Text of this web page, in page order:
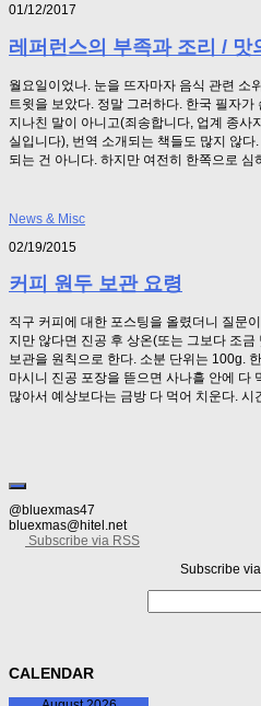
01/12/2017
레퍼런스의 부족과 조리 / 맛
월요일이었나. 눈을 뜨자마자 음식 관련 소
트윗을 보았다. 정말 그러하다. 한국 필자
지나친 말이 아니고(죄송합니다, 업계 종사
실입니다), 번역 소개되는 책들도 많지 않
되는 건 아니다. 하지만 여전히 한쪽으로 심
News & Misc
02/19/2015
커피 원두 보관 요령
직구 커피에 대한 포스팅을 올렸더니 질문
지만 않다면 진공 후 상온(또는 그보다 조
보관을 원칙으로 한다. 소분 단위는 100g.
마시니 진공 포장을 뜯으면 사나흘 안에 다
많아서 예상보다는 금방 다 먹어 치운다. 시
@bluexmas47
bluexmas@hitel.net
Subscribe via RSS
Subscribe
CALENDAR